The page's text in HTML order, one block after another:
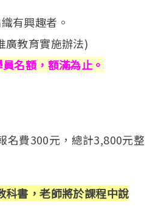
有興趣者。
廣教育實施辦法)
名額，額滿為止。
名費300元，總計3,800元整
科書，老師將於課程中說